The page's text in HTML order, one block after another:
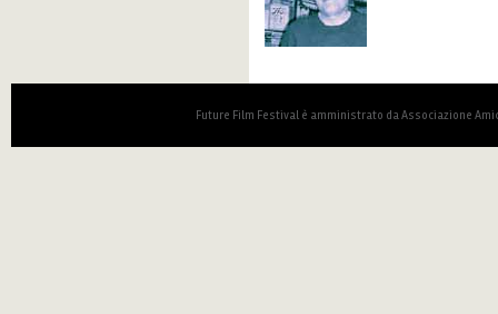
Future Film Festival è amministrato da Associazione